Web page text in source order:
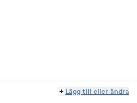
Lägg till eller ändra